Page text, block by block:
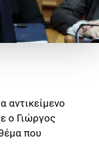
αντικείμενο
ο Γιώργος
που